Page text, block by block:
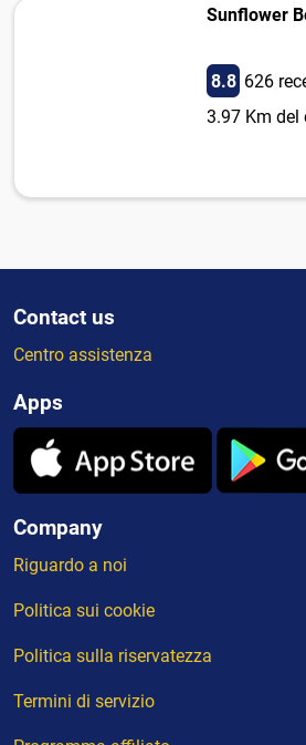
8.8 626
3.97 Km del
Contact us
Centro assistenza
Apps
Company
Riguardo a noi
Politica sui cookie
Politica sulla riservatezza
Termini di servizio